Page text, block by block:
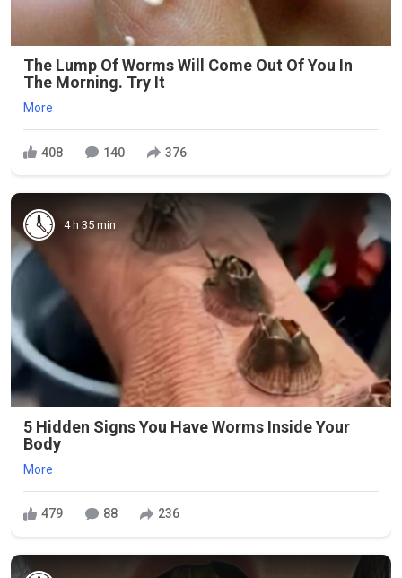
The Lump Of Worms Will Come Out Of You In
The Morning. Try It
More
408 140 376
4 h 35 min
5 Hidden Signs You Have Worms Inside Your
Body
More
479 88 236